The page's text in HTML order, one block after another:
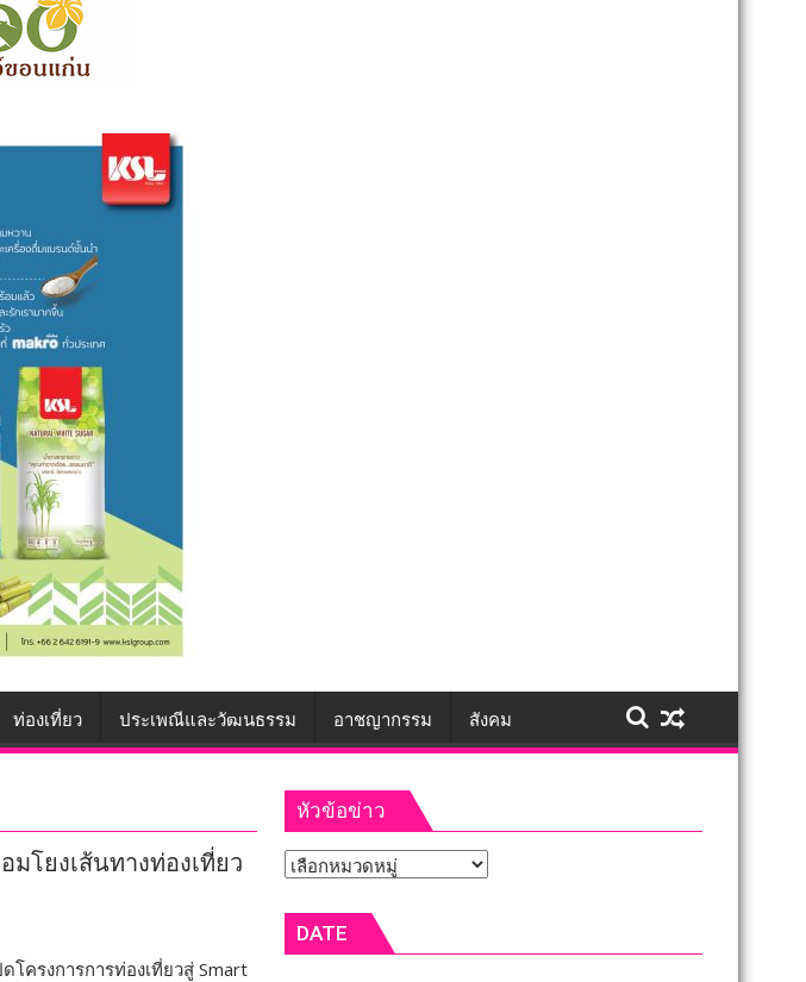
ท่องเที่ยว ประเพณีและวัฒนธรรม อาชญากรรม สังคม
มโยงเส้นทางท่องเที่ยว
โครงการการท่องเที่ยวสู่ Smart
หัวข้อข่าว
หัวข้อ
DATE